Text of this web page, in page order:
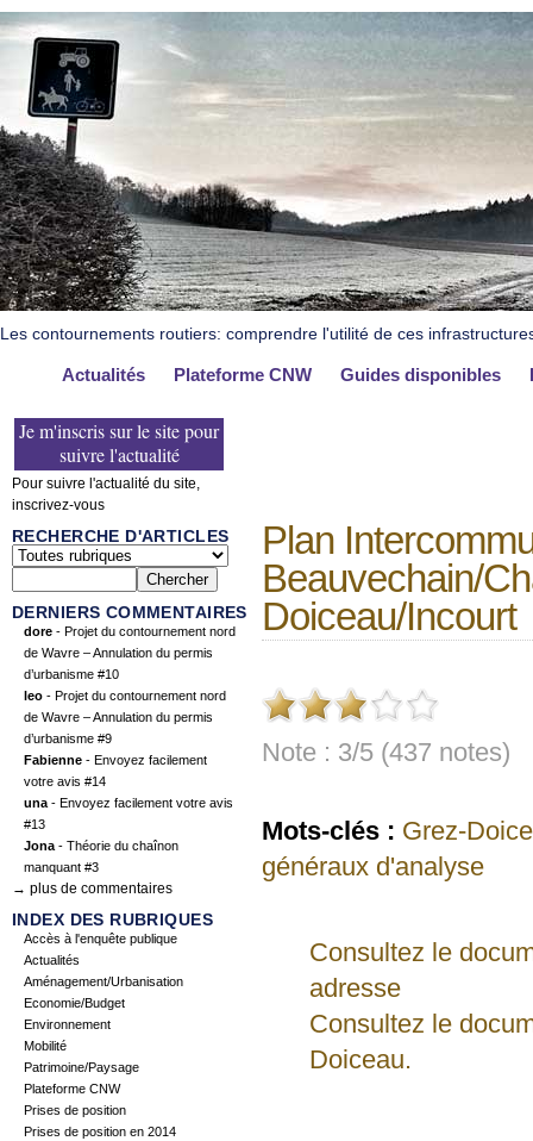
Les contournements routiers: comprendre l'utilité de ces
Actualités Plateforme CNW Guides disponibles
Je m'inscris sur le site pour
suivre l'actualité
Pour suivre l'actualité du site,
inscrivez-vous
RECHERCHE D'ARTICLES
DERNIERS COMMENTAIRES
dore - Projet du contournement nord
de Wavre – Annulation du permis
d’urbanisme #10
leo - Projet du contournement nord
de Wavre – Annulation du permis
d’urbanisme #9
Fabienne - Envoyez facilement
votre avis #14
una - Envoyez facilement votre avis
#13
Jona - Théorie du chaînon
manquant #3
→ plus de commentaires
INDEX DES RUBRIQUES
Accès à l'enquête publique
Actualités
Aménagement/Urbanisation
Economie/Budget
Environnement
Mobilité
Patrimoine/Paysage
Plateforme CNW
Prises de position
Prises de position en 2014
Plan
Beauvechain/
Doiceau/Incourt
Note : 3/5 (437 notes)
Mots-clés : Grez-
généraux d'analyse
Consultez le
adresse
Consultez le
Doiceau.